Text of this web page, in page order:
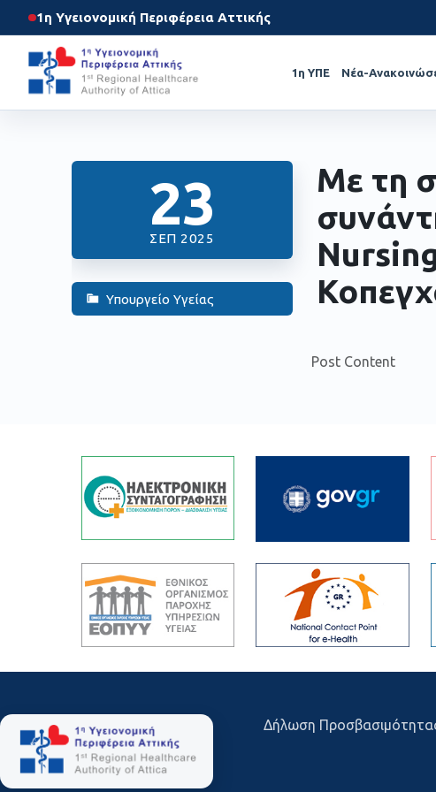
1η Υγειονομική Περιφέρεια Αττικής
1η ΥΠΕ Νέα-
23
ΣΕΠ 2025
Υπουργείο Υγείας
Με τη
Post Content
Δήλωση